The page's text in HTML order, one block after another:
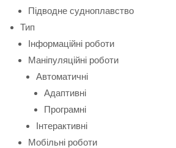
Підводне судноплавство
Тип
Інформаційні роботи
Маніпуляційні роботи
Автоматичні
Адаптивні
Програмні
Інтерактивні
Мобільні роботи